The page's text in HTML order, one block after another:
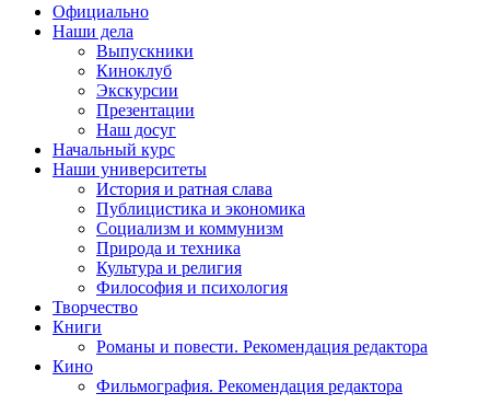
Официально
Наши дела
Выпускники
Киноклуб
Экскурсии
Презентации
Наш досуг
Начальный курс
Наши университеты
История и ратная слава
Публицистика и экономика
Социализм и коммунизм
Природа и техника
Культура и религия
Философия и психология
Творчество
Книги
Романы и повести. Рекомендация редактора
Кино
Фильмография. Рекомендация редактора